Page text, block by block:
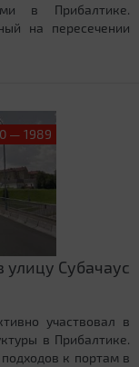
в Прибалтике.
на пересечении
— 1989
Субачаус
участвовал в
в Прибалтике.
к портам в